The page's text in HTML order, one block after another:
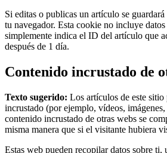
Si editas o publicas un artículo se
tu navegador. Esta cookie no incluye
simplemente indica el ID del artículo que
después de 1 día.
Contenido incrustado de
Texto sugerido: Los artículos de este
incrustado (por ejemplo, vídeos,
contenido incrustado de otras webs se
misma manera que si el visitante hubiera
Estas web pueden recopilar datos sobre